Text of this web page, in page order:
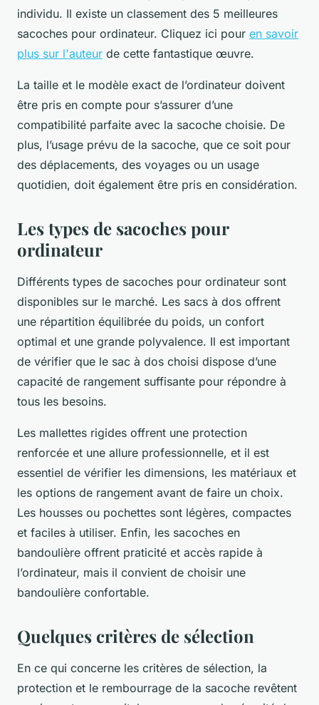
individu. Il existe un classement des 5 meilleures
sacoches pour ordinateur. Cliquez ici pour en savoir
plus sur l'auteur de cette fantastique œuvre.
La taille et le modèle exact de l’ordinateur doivent
être pris en compte pour s’assurer d’une
compatibilité parfaite avec la sacoche choisie. De
plus, l’usage prévu de la sacoche, que ce soit pour
des déplacements, des voyages ou un usage
quotidien, doit également être pris en considération.
Les types de sacoches pour
ordinateur
Différents types de sacoches pour ordinateur sont
disponibles sur le marché. Les sacs à dos offrent
une répartition équilibrée du poids, un confort
optimal et une grande polyvalence. Il est important
de vérifier que le sac à dos choisi dispose d’une
capacité de rangement suffisante pour répondre à
tous les besoins.
Les mallettes rigides offrent une protection
renforcée et une allure professionnelle, et il est
essentiel de vérifier les dimensions, les matériaux et
les options de rangement avant de faire un choix.
Les housses ou pochettes sont légères, compactes
et faciles à utiliser. Enfin, les sacoches en
bandoulière offrent praticité et accès rapide à
l’ordinateur, mais il convient de choisir une
bandoulière confortable.
Quelques critères de sélection
En ce qui concerne les critères de sélection, la
protection et le rembourrage de la sacoche revêtent